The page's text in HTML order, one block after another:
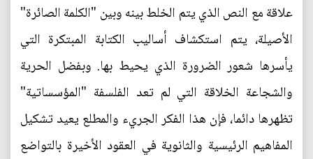
علاقة مع النص الذي يتم الخلط بينه وبين "الكلمة الصائرة"
الأصيلة، يتم استكشاف أساليب الكتابة المبتكرة التي
يأسرها شعور الضرورة الذي يحيط بها. وبفضل الحرية
والشجاعة الخلاقة التي لم تعد الفلسفة "المؤسساتية"
تظهرها دائما، فإن هذا الفكر الجريء والمطلع يعيد تشكيل
المفاهيم الرئيسية والثانوية في العقود الأخيرة بالتواضع